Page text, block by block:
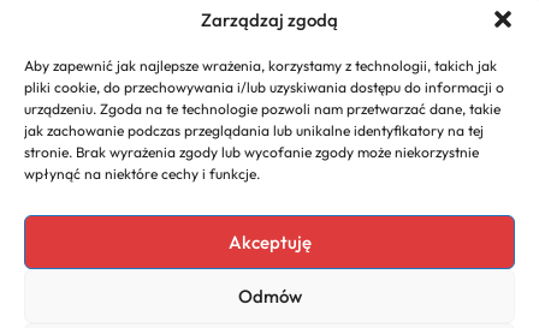
Zarządzaj zgodą
Aby zapewnić jak najlepsze wrażenia, korzystamy z technologii, takich jak
pliki cookie, do przechowywania i/lub uzyskiwania dostępu do informacji o
urządzeniu. Zgoda na te technologie pozwoli nam przetwarzać dane, takie
jak zachowanie podczas przeglądania lub unikalne identyfikatory na tej
stronie. Brak wyrażenia zgody lub wycofanie zgody może niekorzystnie
wpłynąć na niektóre cechy i funkcje.
Akceptuję
Odmów
Leasing samochodu dla firmy: wszystko o
NEXT
Jak sprawdzić NIP firmy kontrahenta?
Weryfikacja w CEIDG i KRS
Copyright 2026. All rights